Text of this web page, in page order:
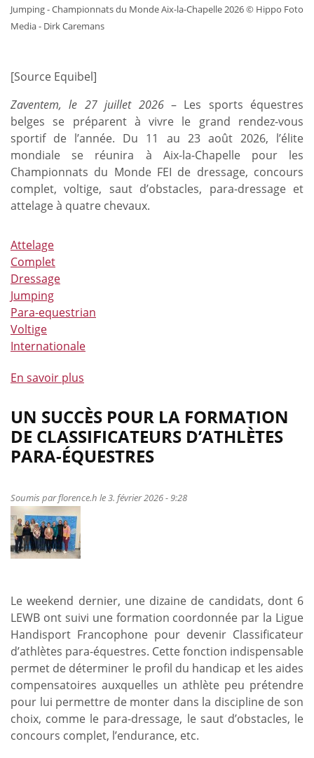
Jumping - Championnats du Monde Aix-la-Chapelle 2026 © Hippo Foto
Media - Dirk Caremans
[Source Equibel]
Zaventem, le 27 juillet 2026– Les sports équestres
belges se préparent à vivre le grand rendez-vous
sportif de l’année. Du 11 au 23 août 2026, l’élite
mondiale se réunira à Aix-la-Chapelle pour les
Championnats du Monde FEI de dressage, concours
complet, voltige, saut d’obstacles, para-dressage et
attelage à quatre chevaux.
Attelage
Complet
Dressage
Jumping
Para-equestrian
Voltige
Internationale
En savoir plus
de
Les
Red
Musketeers
prêts
les
sélections
belges
pour
les
Championnats
du
Monde
sont
UN SUCCÈS POUR LA FORMATION
DE CLASSIFICATEURS D’ATHLÈTES
PARA-ÉQUESTRES
Soumis parflorence.h le 3. février 2026 - 9:28
Le weekend dernier, une dizaine de candidats, dont 6
LEWB ont suivi une formation coordonnée par la Ligue
Handisport Francophone pour devenir Classificateur
d’athlètes para-équestres. Cette fonction indispensable
permet de déterminer le profil du handicap et les aides
compensatoires auxquelles un athlète peu prétendre
pour lui permettre de monter dans la discipline de son
choix, comme le para-dressage, le saut d’obstacles, le
concours complet, l’endurance, etc.